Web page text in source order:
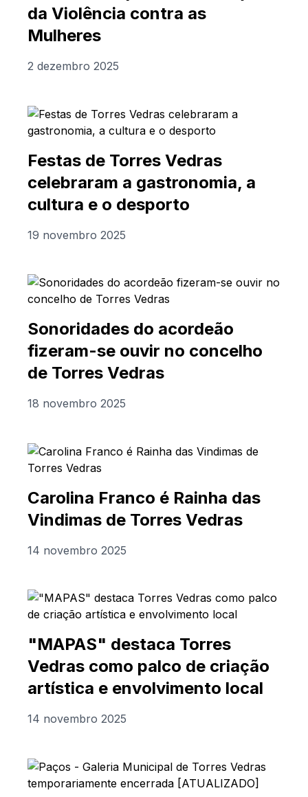
da Violência contra as
Mulheres
2 dezembro 2025
Festas de Torres Vedras
celebraram a gastronomia, a
cultura e o desporto
19 novembro 2025
Sonoridades do acordeão
fizeram-se ouvir no concelho
de Torres Vedras
18 novembro 2025
Carolina Franco é Rainha das
Vindimas de Torres Vedras
14 novembro 2025
"MAPAS" destaca Torres
Vedras como palco de criação
artística e envolvimento local
14 novembro 2025